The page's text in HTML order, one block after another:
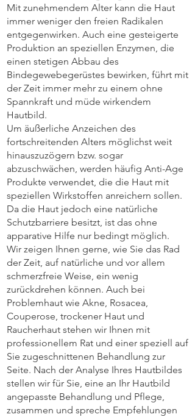
Mit zunehmendem Alter kann die Haut
immer weniger den freien Radikalen
entgegenwirken. Auch eine gesteigerte
Produktion an speziellen Enzymen, die
einen stetigen Abbau des
Bindegewebegerüstes bewirken, führt mit
der Zeit immer mehr zu einem ohne
Spannkraft und müde wirkendem
Hautbild.
Um äußerliche Anzeichen des
fortschreitenden Alters möglichst weit
hinauszuzögern bzw. sogar
abzuschwächen, werden häufig Anti-Age
Produkte verwendet, die die Haut mit
speziellen Wirkstoffen anreichern sollen.
Da die Haut jedoch eine natürliche
Schutzbarriere besitzt, ist das ohne
apparative Hilfe nur bedingt möglich.
Wir zeigen Ihnen gerne, wie Sie das Rad
der Zeit, auf natürliche und vor allem
schmerzfreie Weise, ein wenig
zurückdrehen können. Auch bei
Problemhaut wie Akne, Rosacea,
Couperose, trockener Haut und
Raucherhaut stehen wir Ihnen mit
professionellem Rat und einer speziell auf
Sie zugeschnittenen Behandlung zur
Seite. Nach der Analyse Ihres Hautbildes
stellen wir für Sie, eine an Ihr Hautbild
angepasste Behandlung und Pflege,
zusammen und spreche Empfehlungen